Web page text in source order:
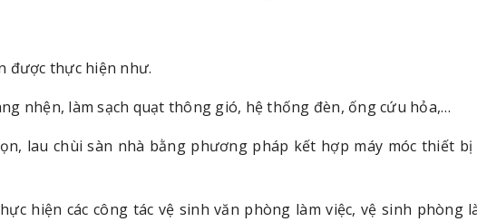
được thực hiện như.
nhện, làm sạch quạt thông gió, hệ thống đèn, ống cứu hỏa,…
lau chùi sàn nhà bằng phương pháp kết hợp máy móc thiết bị
hiện các công tác vệ sinh văn phòng làm việc, vệ sinh phòng